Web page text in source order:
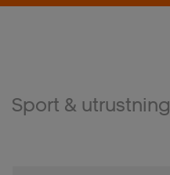
Sport & utrustning